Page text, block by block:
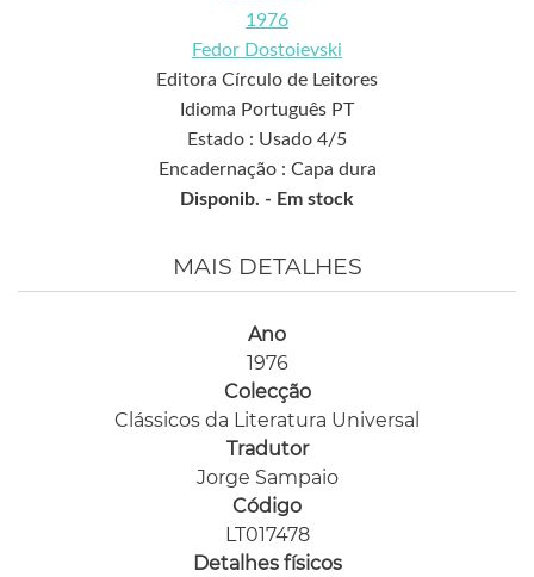
1976
Fedor Dostoievski
Editora Círculo de Leitores
Idioma Português PT
Estado : Usado 4/5
Encadernação : Capa dura
Disponib. - Em stock
MAIS DETALHES
Ano
1976
Colecção
Clássicos da Literatura Universal
Tradutor
Jorge Sampaio
Código
LT017478
Detalhes físicos